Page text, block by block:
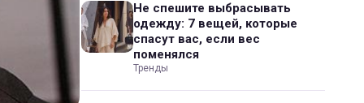
Не спешите выбрасывать
одежду: 7 вещей, которые
спасут вас, если вес
поменялся
Тренды